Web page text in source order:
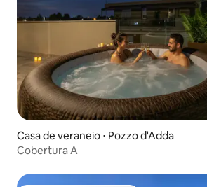
Casa de veraneio ⋅ Pozzo d'Adda
Cobertura A